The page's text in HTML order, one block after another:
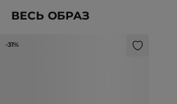
ВЕСЬ ОБРАЗ
-31%